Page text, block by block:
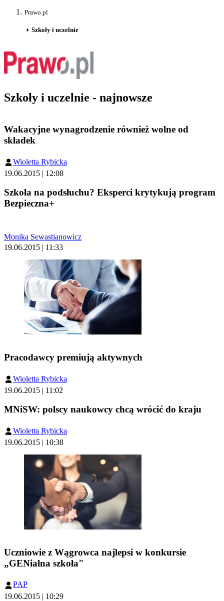
Prawo.pl
Szkoły i uczelnie
Szkoły i uczelnie - najnowsze
Wakacyjne wynagrodzenie również wolne od
składek
Wioletta Rybicka
19.06.2015 | 12:08
Szkoła na podsłuchu? Eksperci krytykują program
Bezpieczna+
Monika Sewastianowicz
19.06.2015 | 11:33
Pracodawcy premiują aktywnych
Wioletta Rybicka
19.06.2015 | 11:02
MNiSW: polscy naukowcy chcą wrócić do kraju
Wioletta Rybicka
19.06.2015 | 10:38
Uczniowie z Wągrowca najlepsi w konkursie
„GENialna szkoła"
PAP
19.06.2015 | 10:29